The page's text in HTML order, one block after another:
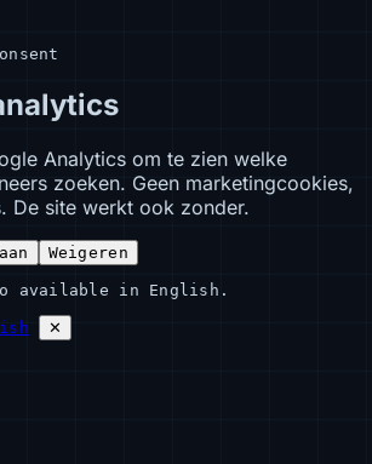
Analytics om te zien welke
zoeken. Geen marketingcookies,
De site werkt ook zonder.
Weigeren
available in English.
✕